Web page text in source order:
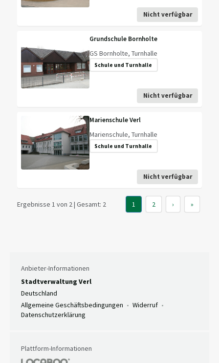
Nicht verfügbar
Grundschule Bornholte
GS Bornholte, Turnhalle
Schule und Turnhalle
Nicht verfügbar
Marienschule Verl
Marienschule, Turnhalle
Schule und Turnhalle
Nicht verfügbar
Ergebnisse 1 von 2 | Gesamt: 2 1 2 › »
Anbieter-Informationen
Stadtverwaltung Verl
Deutschland
Allgemeine Geschäftsbedingungen
Widerruf
Datenschutzerklärung
Plattform-Informationen